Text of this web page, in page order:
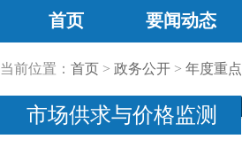
首页 要闻动态
当前位置： 首页 > 政务公开 > 年度重
市场供求与价格监测